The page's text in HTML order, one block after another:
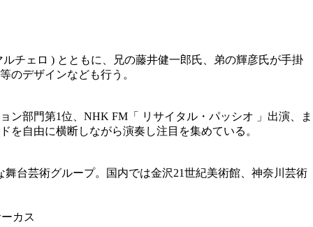
チェロ ) とともに、兄の藤井健一郎氏、弟の輝彦氏が手掛
のデザインなども行う。
ン部門第1位、NHK FM「 リサイタル・パッシオ 」出演、ま
自由に横断しながら演奏し注目を集めている。
台芸術グループ。国内では金沢21世紀美術館、神奈川芸術
カス